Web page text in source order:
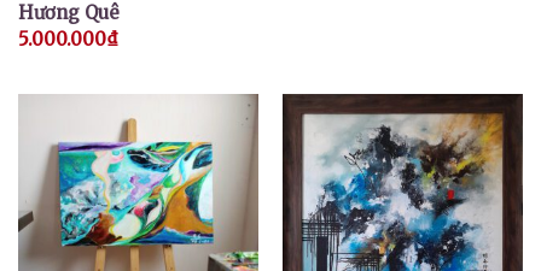
Hương Quê
5.000.000₫